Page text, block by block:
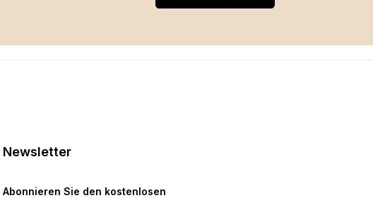
Newsletter
Abonnieren Sie den kostenlosen